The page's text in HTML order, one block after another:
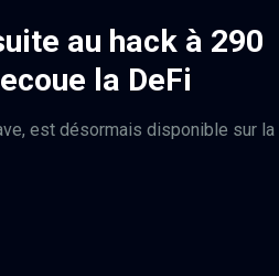
au hack à 290
la DeFi
est désormais disponible sur la